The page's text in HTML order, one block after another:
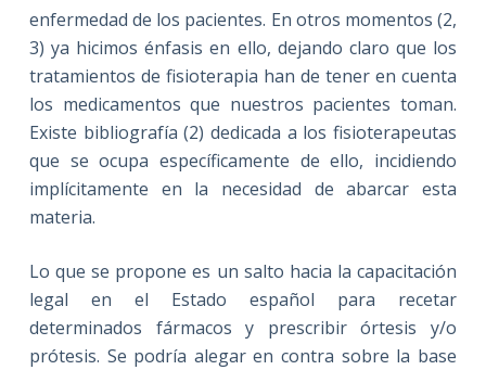
enfermedad de los pacientes. En otros momentos (2,
3) ya hicimos énfasis en ello, dejando claro que los
tratamientos de fisioterapia han de tener en cuenta
los medicamentos que nuestros pacientes toman.
Existe bibliografía (2) dedicada a los fisioterapeutas
que se ocupa específicamente de ello, incidiendo
implícitamente en la necesidad de abarcar esta
materia.
Lo que se propone es un salto hacia la capacitación
legal en el Estado español para recetar
determinados fármacos y prescribir órtesis y/o
prótesis. Se podría alegar en contra sobre la base